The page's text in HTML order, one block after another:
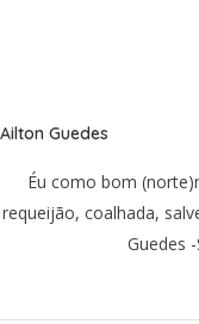
Ailton Guedes
Éu como bom
requeijão, coalhada,
Guedes